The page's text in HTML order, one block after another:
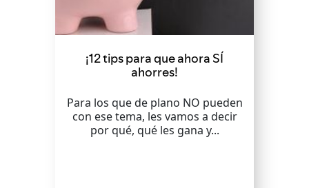
¡12 tips para que ahora SÍ
ahorres!
Para los que de plano NO pueden
con ese tema, les vamos a decir
por qué, qué les gana y...